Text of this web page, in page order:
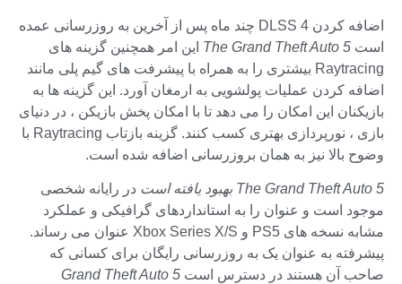
اضافه کردن DLSS 4 چند ماه پس از آخرین به روزرسانی عمده
است The Grand Theft Auto 5 این امر همچنین گزینه های
Raytracing بیشتری را به همراه با پیشرفت های گیم پلی مانند
اضافه کردن عملیات پولشویی به ارمغان آورد. این گزینه ها به
بازیکنان این امکان را می دهد تا با امکان پخش بازیکن ، در دنیای
بازی ، نورپردازی بهتری کسب کنند. گزینه بازتاب Raytracing با
وضوح بالا نیز به همان بروزرسانی اضافه شده است.
The Grand Theft Auto 5 بهبود یافته است
در رایانه شخصی
موجود است و عنوان را به استانداردهای گرافیکی و عملکرد
مشابه نسخه های PS5 و Xbox Series X/S عنوان می رساند.
پیشرفته به عنوان یک به روزرسانی رایگان برای کسانی که
صاحب آن هستند در دسترس است Grand Theft Auto 5